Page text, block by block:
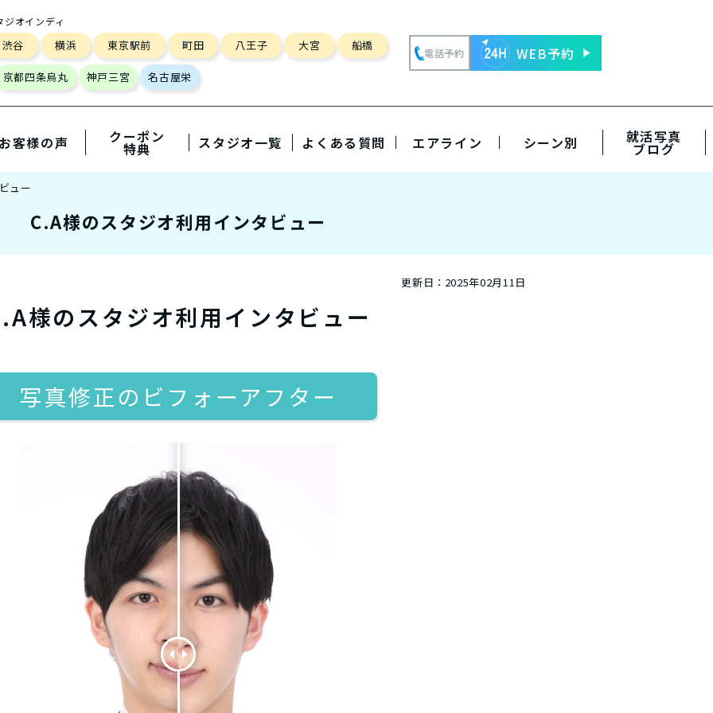
オインディ
渋谷 横浜 東京駅前 町田 八王子 大宮 船橋
京都四条烏丸 神戸三宮 名古屋栄
電話予約 WEB予約
客様の声 クーポン
特典 スタジオ一覧 よくある質問 エアライン シーン別 就活写真
ブログ
ュー
C.A様のスタジオ利用インタビュー
更新日： 2025年02月11日
様のスタジオ利用インタビュー
写真修正のビフォーアフター